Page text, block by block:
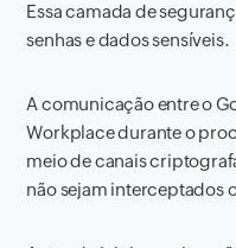
Essa camada de
senhas e dados sensíveis.
A comunicação entre o
Workplace durante o
meio de canais
não sejam interceptados